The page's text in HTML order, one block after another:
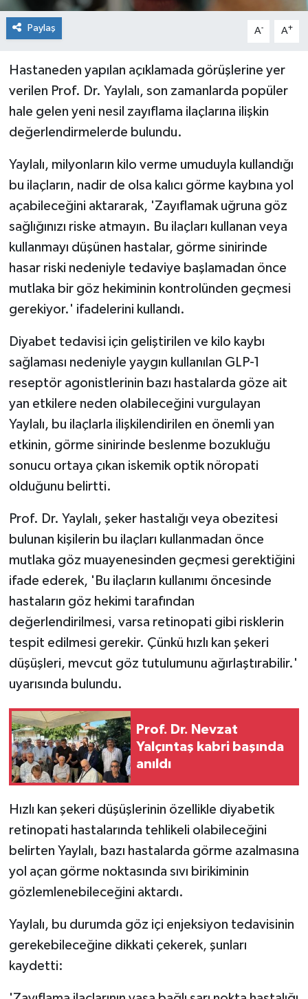
Paylaş A- A+
Hastaneden yapılan açıklamada görüşlerine yer
verilen Prof. Dr. Yaylalı, son zamanlarda popüler
hale gelen yeni nesil zayıflama ilaçlarına ilişkin
değerlendirmelerde bulundu.
Yaylalı, milyonların kilo verme umuduyla kullandığı
bu ilaçların, nadir de olsa kalıcı görme kaybına yol
açabileceğini aktararak, 'Zayıflamak uğruna göz
sağlığınızı riske atmayın. Bu ilaçları kullanan veya
kullanmayı düşünen hastalar, görme sinirinde
hasar riski nedeniyle tedaviye başlamadan önce
mutlaka bir göz hekiminin kontrolünden geçmesi
gerekiyor.' ifadelerini kullandı.
Diyabet tedavisi için geliştirilen ve kilo kaybı
sağlaması nedeniyle yaygın kullanılan GLP-1
reseptör agonistlerinin bazı hastalarda göze ait
yan etkilere neden olabileceğini vurgulayan
Yaylalı, bu ilaçlarla ilişkilendirilen en önemli yan
etkinin, görme sinirinde beslenme bozukluğu
sonucu ortaya çıkan iskemik optik nöropati
olduğunu belirtti.
Prof. Dr. Yaylalı, şeker hastalığı veya obezitesi
bulunan kişilerin bu ilaçları kullanmadan önce
mutlaka göz muayenesinden geçmesi gerektiğini
ifade ederek, 'Bu ilaçların kullanımı öncesinde
hastaların göz hekimi tarafından
değerlendirilmesi, varsa retinopati gibi risklerin
tespit edilmesi gerekir. Çünkü hızlı kan şekeri
düşüşleri, mevcut göz tutulumunu ağırlaştırabilir.'
uyarısında bulundu.
Prof. Dr. Nevzat
Yalçıntaş kabri başında
anıldı
Hızlı kan şekeri düşüşlerinin özellikle diyabetik
retinopati hastalarında tehlikeli olabileceğini
belirten Yaylalı, bazı hastalarda görme azalmasına
yol açan görme noktasında sıvı birikiminin
gözlemlenebileceğini aktardı.
Yaylalı, bu durumda göz içi enjeksiyon tedavisinin
gerekebileceğine dikkati çekerek, şunları
kaydetti: